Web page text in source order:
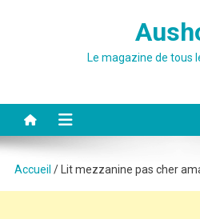
Le magazine de tous
Accueil / Lit mezzanine pas cher